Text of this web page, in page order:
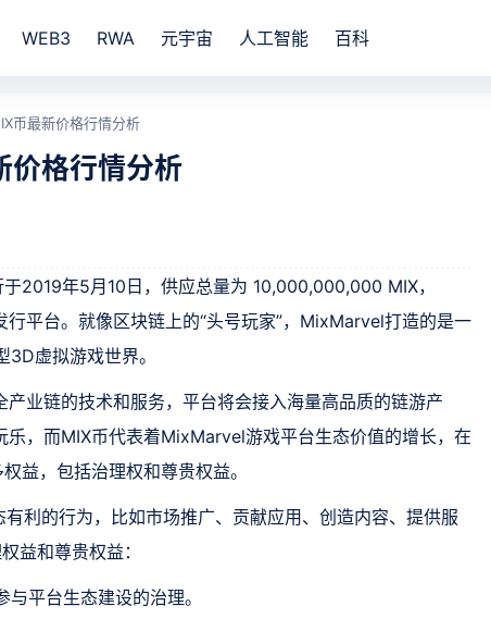
WEB3 RWA 元宇宙 人工智能 百科
币最新价格行情分析
价格行情分析
2019年5月10日，供应总量为 10,000,000,000 MIX，
平台。就像区块链上的“头号玩家”，MixMarvel打造的是一
虚拟游戏世界。
业链的技术和服务，平台将会接入海量高品质的链游产
，而MIX币代表着MixMarvel游戏平台生态价值的增长，在
益，包括治理权和尊贵权益。
利的行为，比如市场推广、贡献应用、创造内容、提供服
益和尊贵权益：
平台生态建设的治理。